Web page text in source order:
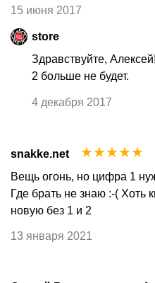
15 июня 2017
store
Здравствуйте,
2 больше не будет.
4 декабря 2017
snakke.net ☆
☆
☆
☆
☆
Вещь огонь, но цифра 1
Где брать не знаю :-( Хоть
новую без 1 и 2
13 января 2021